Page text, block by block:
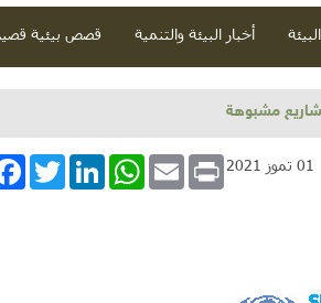
أخبار البيئة والتنمية قصص بيئية
مشبوهة
TwitterLinkedInWhatsApp Email Print 01 تموز 2021